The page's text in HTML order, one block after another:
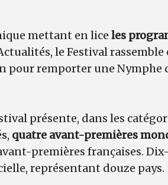
mettant en lice les
le Festival
pour remporter une Nymphe
présente, dans les
quatre avant-premières
premières françaises.
représentant douze pays.